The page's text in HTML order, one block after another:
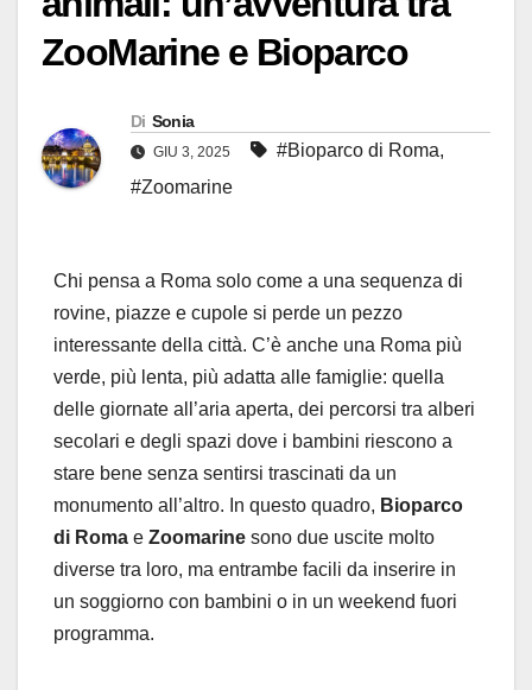
ZooMarine e Bioparco
Di Sonia
GIU 3, 2025 #Bioparco di Roma,
#Zoomarine
Chi pensa a Roma solo come a una sequenza di
rovine, piazze e cupole si perde un pezzo
interessante della città. C’è anche una Roma più
verde, più lenta, più adatta alle famiglie: quella
delle giornate all’aria aperta, dei percorsi tra alberi
secolari e degli spazi dove i bambini riescono a
stare bene senza sentirsi trascinati da un
monumento all’altro. In questo quadro, Bioparco
di Roma e Zoomarine sono due uscite molto
diverse tra loro, ma entrambe facili da inserire in
un soggiorno con bambini o in un weekend fuori
programma.